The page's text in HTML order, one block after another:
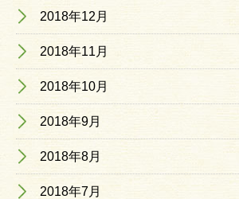
2018年12月
2018年11月
2018年10月
2018年9月
2018年8月
2018年7月